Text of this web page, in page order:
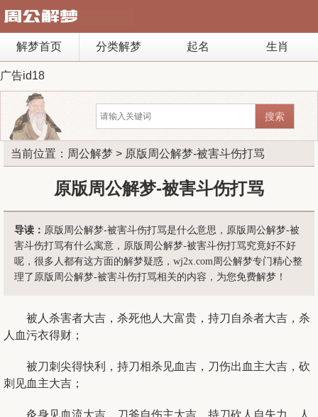
解梦首页 分类解梦 起名 生肖
广告id18
当前位置： 周公解梦 > 原版周公解梦-被害斗伤打骂
原版周公解梦-被害斗伤打骂
导读： 原版周公解梦-被害斗伤打骂是什么意思，原版周公解梦-被
害斗伤打骂有什么寓意，原版周公解梦-被害斗伤打骂究竟好不好
呢，很多人都有这方面的解梦疑惑，wj2x.com周公解梦专门精心整
理了原版周公解梦-被害斗伤打骂相关的内容，为您免费解梦！
被人杀害者大吉，杀死他人大富贵，持刀自杀者大吉，杀
人血污衣得财；
被刀刺尖得快利，持刀相杀见血吉，刀伤出血主大吉，砍
刺见血主大吉；
灸身见血流大吉，刀斧自伤主大吉，持刀砍人自失力，人